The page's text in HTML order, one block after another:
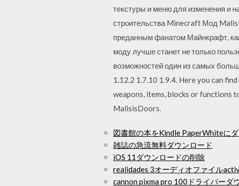
текстуры и меню для изменения и
строительства Minecraft Мод
преданным фанатом Майнкрафт,
моду лучше станет не только
возможностей один из самых
1.12.2 1.7.10 1.9.4. Here you can
weapons, items, blocks or functions
MalisisDoors.
図書館の本をKindle PaperWhiteに
雑誌の急流無料ダウンロード
iOS 11ダウンロードの削除
realidades 3オーディオファイル
cannon pixma pro 100ドライバーダ